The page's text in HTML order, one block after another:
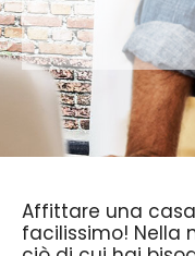
Affittare una
facilissimo! Nella